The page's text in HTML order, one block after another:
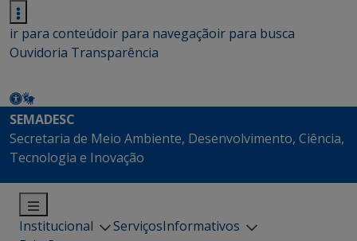
ir para conteúdoir para navegaçãoir para busca
Ouvidoria Transparência
SEMADESC
Secretaria de Meio Ambiente, Desenvolvimento, Ciência,
Tecnologia e Inovação
Institucional ServiçosInformativos